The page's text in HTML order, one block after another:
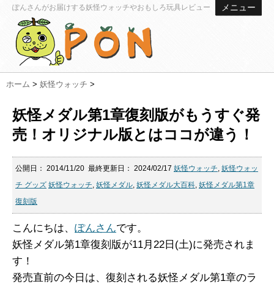
メニュー
ぽんさんがお届けする妖怪ウォッチやおもしろ玩具レビュー
ホーム > 妖怪ウォッチ >
妖怪メダル第1章復刻版がもうすぐ発
売！オリジナル版とはココが違う！
公開日： 2014/11/20 最終更新日： 2024/02/17 妖怪ウォッチ, 妖怪ウォッ
チ グッズ 妖怪ウォッチ, 妖怪メダル, 妖怪メダル大百科, 妖怪メダル第1章
復刻版
こんにちは、 ぽんさんです。
妖怪メダル第1章復刻版が11月22日(土)に発売されま
す！
発売直前の今日は、復刻される妖怪メダル第1章のラ